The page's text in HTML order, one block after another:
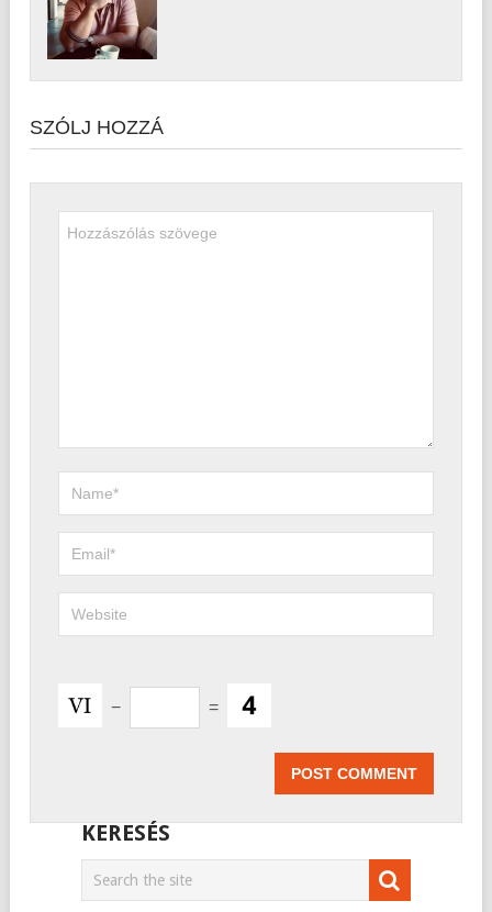
SZÓLJ HOZZÁ
− =
KERESÉS